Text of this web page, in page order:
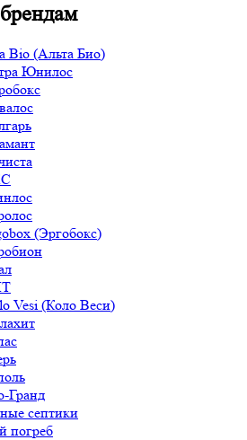
Bio (Альта Био)
Юнилос
(Эргобокс)
Vesi (Коло Веси)
Гранд
септики
погреб